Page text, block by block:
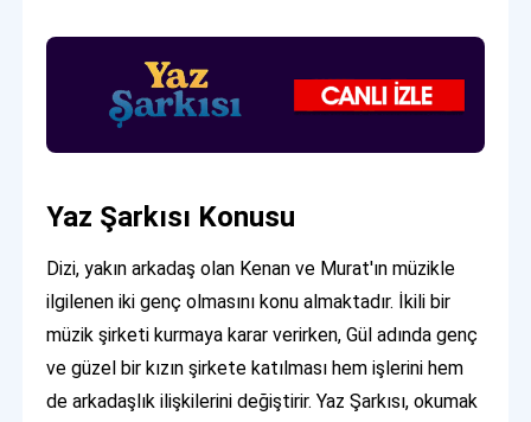
Yaz Şarkısı Konusu
Dizi, yakın arkadaş olan Kenan ve Murat'ın müzikle
ilgilenen iki genç olmasını konu almaktadır. İkili bir
müzik şirketi kurmaya karar verirken, Gül adında genç
ve güzel bir kızın şirkete katılması hem işlerini hem
de arkadaşlık ilişkilerini değiştirir. Yaz Şarkısı, okumak